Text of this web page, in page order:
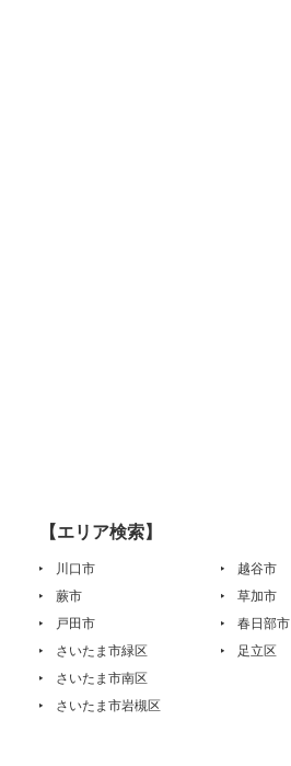
【エリア検索】
川口市
蕨市
戸田市
さいたま市緑区
さいたま市南区
さいたま市岩槻区
越谷市
草加市
春日部市
足立区